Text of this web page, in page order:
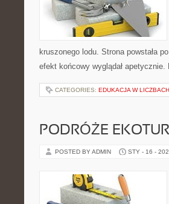
kruszonego lodu. Strona powstała
efekt końcowy wyglądał
CATEGORIES: EDUKACJA W LICZBACH
PODRÓŻE
POSTED BY ADMIN STY - 16 -